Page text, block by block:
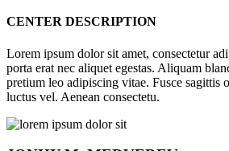
CENTER DESCRIPTION
Lorem ipsum dolor sit amet, consectetur
porta erat nec aliquet egestas. Aliquam
pretium leo adipiscing vitae. Fusce sagittis
luctus vel. Aenean consectetu.